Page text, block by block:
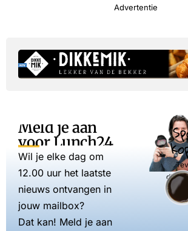
Advertentie
Meld je aan
voor Lunch24
Wil je elke dag om
12.00 uur het laatste
nieuws ontvangen in
jouw mailbox?
Dat kan! Meld je aan